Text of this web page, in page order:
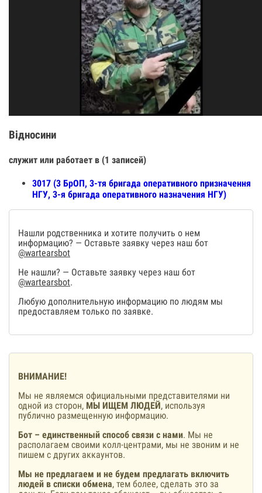
Відносини
служит или работает в (1 записей)
3017 (3 БрОП, 3-тя бригада оперативного призначення
НГУ, 3-я бригада оперативного назначения НГУ)
Нашли родственника и хотите получить о нем
информацию? — Оставьте заявку через наш бот
@wartearsbot
Не нашли? — Оставьте заявку через наш бот
@wartearsbot.
Любую дополнительную информацию по людям мы
предоставляем только по заявке.
ВНИМАНИЕ!
Мы не являемся официальными представителями ни
одной из сторон, МЫ ИЩЕМ ЛЮДЕЙ, используя
публично размещенную информацию.
Бот – единственный способ связи с нами. Мы не
располагаем своими колл-центрами, мы не звоним и не
пишем с других аккаунтов.
Мы не предлагаем и не будем предлагать включить
людей в списки обмена, тем более, сделать это за